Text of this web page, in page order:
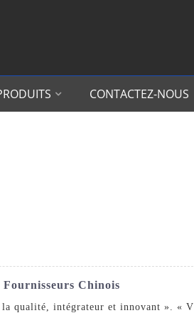
CONTACTEZ-NOUS
Chinois
qualité, intégrateur et innovant ». «